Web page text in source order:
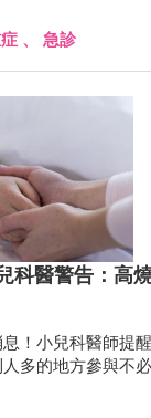
、 急診
醫警告：高
！小兒科醫師提
多的地方參與不